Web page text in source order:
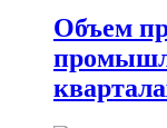
Объем